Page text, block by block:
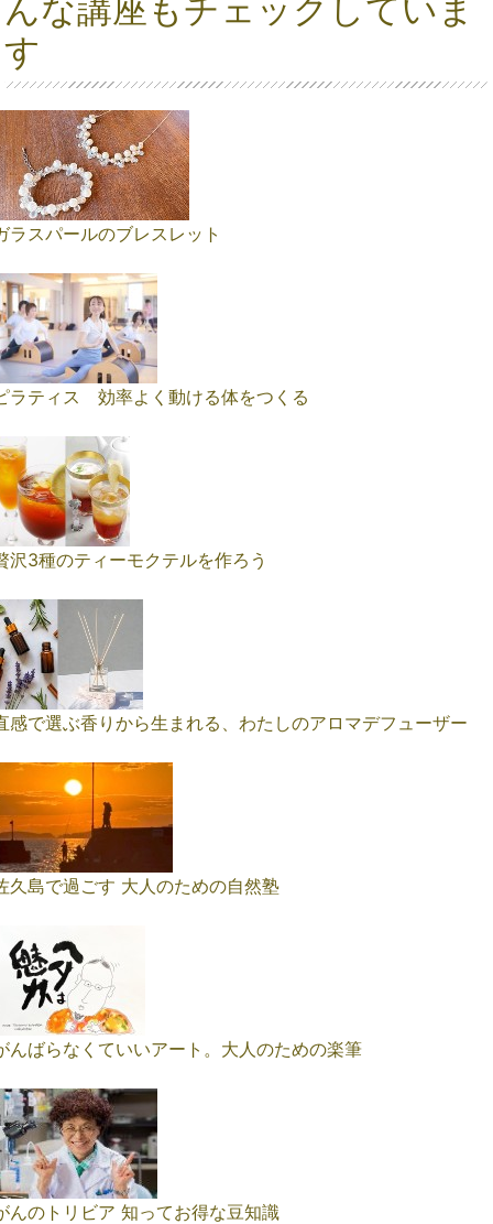
んな講座もチェックしていま
す
ラスパールのブレスレット
ラティス 効率よく動ける体をつくる
沢3種のティーモクテルを作ろう
感で選ぶ香りから生まれる、わたしのアロマデフューザー
久島で過ごす 大人のための自然塾
んばらなくていいアート。大人のための楽筆
んのトリビア 知ってお得な豆知識